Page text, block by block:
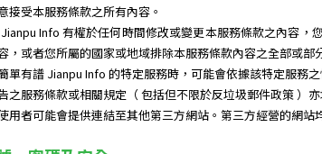
接受本服務條款之所有內容。
Info 有權於任何時間修改或變更本服務條款之內容
，或者您所屬的國家或地域排除本服務條款內容之全部或部
單有譜 Jianpu Info 的特定服務時，可能會依據該特定服務
之服務條款或相關規定（ 包括但不限於反垃圾郵件政策 ）
用者可能會提供連結至其他第三方網站。第三方經營的網站